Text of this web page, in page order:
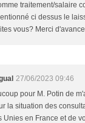
traitement/salaire
ci dessus le
vous? Merci
27/06/2023 09:46
pour M. Potin de
la situation des
Unies en France et de